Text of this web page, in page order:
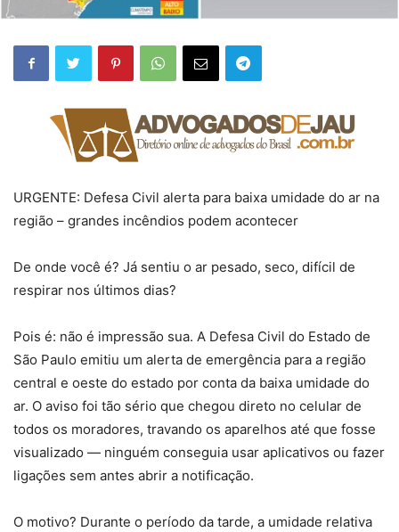
URGENTE: Defesa Civil alerta para baixa umidade do ar na
região – grandes incêndios podem acontecer
De onde você é? Já sentiu o ar pesado, seco, difícil de
respirar nos últimos dias?
Pois é: não é impressão sua. A Defesa Civil do Estado de
São Paulo emitiu um alerta de emergência para a região
central e oeste do estado por conta da baixa umidade do
ar. O aviso foi tão sério que chegou direto no celular de
todos os moradores, travando os aparelhos até que fosse
visualizado — ninguém conseguia usar aplicativos ou fazer
ligações sem antes abrir a notificação.
O motivo? Durante o período da tarde, a umidade relativa